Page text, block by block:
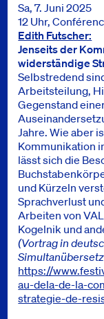
Sa, 7. Juni 2025
12 Uhr,
Edith Futscher:
Jenseits der
widerständige
Selbstredend
Arbeitsteilung,
Gegenstand
Jahre. Wie aber
Kommunikation
lässt sich die
und Kürzeln
Sprachverlust
Arbeiten von
Kogelnik und
(Vortrag in
https://
au-dela-de-la-
strategie-de-